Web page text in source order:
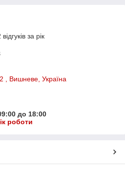
за рік
, Вишневе, Україна
до 18:00
роботи